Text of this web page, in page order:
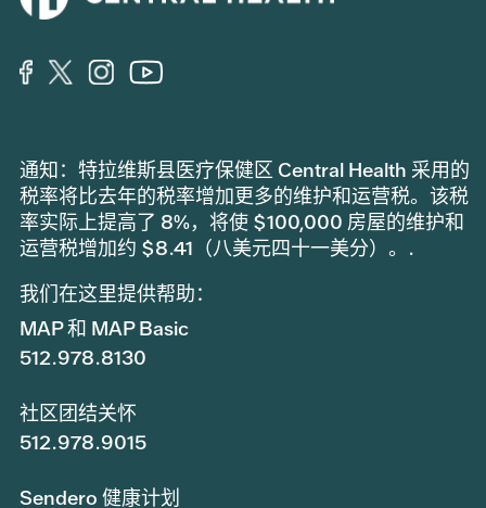
通知：特拉维斯县医疗保健区 Central Health 采用的
税率将比去年的税率增加更多的维护和运营税。该税
率实际上提高了 8%，将使 $100,000 房屋的维护和
运营税增加约 $8.41（八美元四十一美分）。.
我们在这里提供帮助：
MAP 和 MAP Basic
512.978.8130
社区团结关怀
512.978.9015
Sendero 健康计划